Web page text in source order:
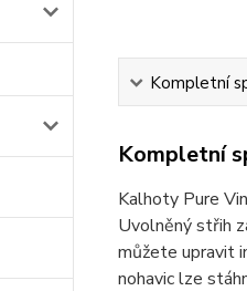
Kompletní
Kompletní
Kalhoty Pure
Uvolněný střih
můžete upravit
nohavic lze